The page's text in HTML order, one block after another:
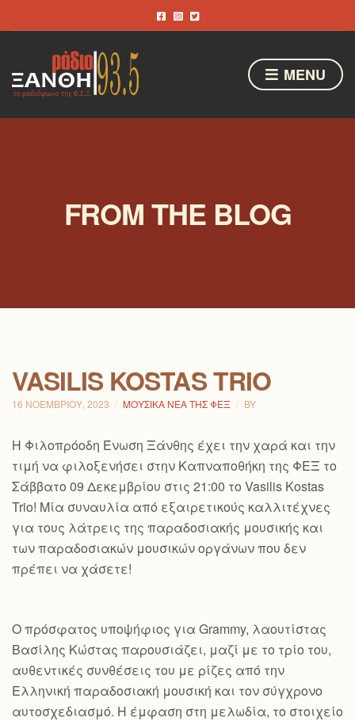
MENU
FROM THE BLOG
VASILIS KOSTAS TRIO
16 ΝΟΕΜΒΡΊΟΥ, 2023 ΜΟΥΣΙΚΆ ΝΈΑ ΤΗΣ ΦΕΞ BY
H Φιλοπρόοδη Ένωση Ξάνθης έχει την χαρά και την
τιμή να φιλοξενήσει στην Καπναποθήκη της ΦΕΞ το
Σάββατο 09 Δεκεμβρίου στις 21:00 το Vasilis Kostas
Trio! Μία συναυλία από εξαιρετικούς καλλιτέχνες
για τους λάτρεις της παραδοσιακής μουσικής και
των παραδοσιακών μουσικών οργάνων που δεν
πρέπει να χάσετε!
Ο πρόσφατος υποψήφιος για Grammy, λαουτίστας
Βασίλης Κώστας παρουσιάζει, μαζί με το τρίο του,
αυθεντικές συνθέσεις του με ρίζες από την
Ελληνική παραδοσιακή μουσική και τον σύγχρονο
αυτοσχεδιασμό. Η έμφαση στη μελωδία, το στοιχείο